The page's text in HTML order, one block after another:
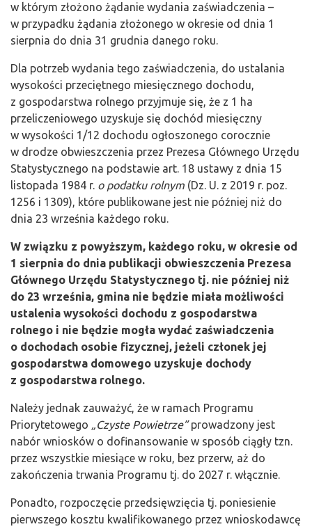
w którym złożono żądanie wydania zaświadczenia –
w przypadku żądania złożonego w okresie od dnia 1
sierpnia do dnia 31 grudnia danego roku.
Dla potrzeb wydania tego zaświadczenia, do ustalania
wysokości przeciętnego miesięcznego dochodu,
z gospodarstwa rolnego przyjmuje się, że z 1 ha
przeliczeniowego uzyskuje się dochód miesięczny
w wysokości 1/12 dochodu ogłoszonego corocznie
w drodze obwieszczenia przez Prezesa Głównego Urzędu
Statystycznego na podstawie art. 18 ustawy z dnia 15
listopada 1984 r. o podatku rolnym (Dz. U. z 2019 r. poz.
1256 i 1309), które publikowane jest nie później niż do
dnia 23 września każdego roku.
W związku z powyższym, każdego roku, w okresie od
1 sierpnia do dnia publikacji obwieszczenia Prezesa
Głównego Urzędu Statystycznego tj. nie później niż
do 23 września, gmina nie będzie miała możliwości
ustalenia wysokości dochodu z gospodarstwa
rolnego i nie będzie mogła wydać zaświadczenia
o dochodach osobie fizycznej, jeżeli członek jej
gospodarstwa domowego uzyskuje dochody
z gospodarstwa rolnego.
Należy jednak zauważyć, że w ramach Programu
Priorytetowego „Czyste Powietrze”prowadzony jest
nabór wniosków o dofinansowanie w sposób ciągły tzn.
przez wszystkie miesiące w roku, bez przerw, aż do
zakończenia trwania Programu tj. do 2027 r. włącznie.
Ponadto, rozpoczęcie przedsięwzięcia tj. poniesienie
pierwszego kosztu kwalifikowanego przez wnioskodawcę